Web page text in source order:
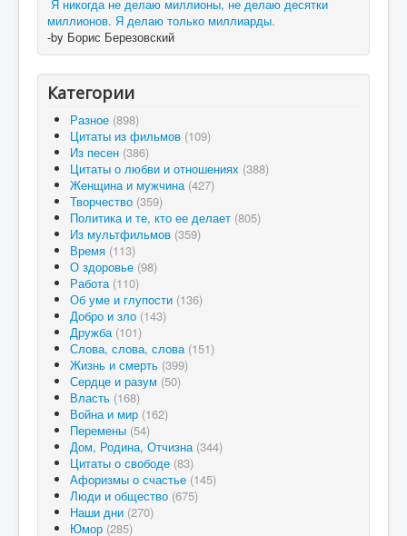
Я никогда не делаю миллионы, не делаю десятки
миллионов. Я делаю только миллиарды.
-by Борис Березовский
Категории
Разное (898)
Цитаты из фильмов (109)
Из песен (386)
Цитаты о любви и отношениях (388)
Женщина и мужчина (427)
Творчество (359)
Политика и те, кто ее делает (805)
Из мультфильмов (359)
Время (113)
О здоровье (98)
Работа (110)
Об уме и глупости (136)
Добро и зло (143)
Дружба (101)
Слова, слова, слова (151)
Жизнь и смерть (399)
Сердце и разум (50)
Власть (168)
Война и мир (162)
Перемены (54)
Дом, Родина, Отчизна (344)
Цитаты о свободе (83)
Афоризмы о счастье (145)
Люди и общество (675)
Наши дни (270)
Юмор (285)